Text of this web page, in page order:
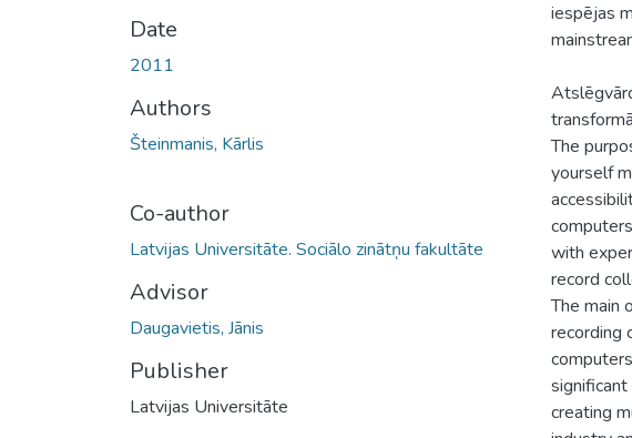
Date
2011
Authors
Šteinmanis, Kārlis
Co-author
Latvijas Universitāte. Sociālo zinātņu fakultāte
Advisor
Daugavietis, Jānis
Publisher
Latvijas Universitāte
iespējas
The
yourself
with
record
The main
recording
creating